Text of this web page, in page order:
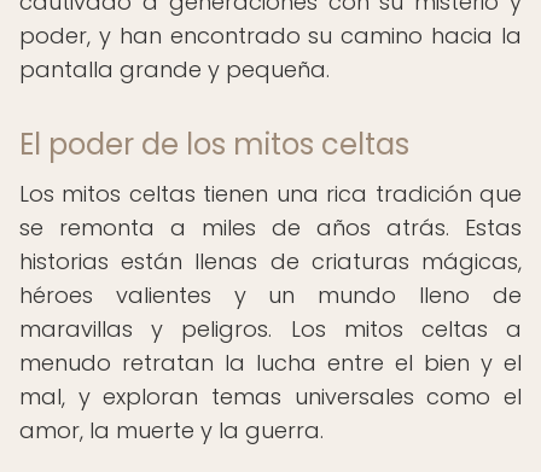
poder, y han encontrado su camino hacia la
pantalla grande y pequeña.
El poder de los mitos celtas
Los mitos celtas tienen una rica tradición que
se remonta a miles de años atrás. Estas
historias están llenas de criaturas mágicas,
héroes valientes y un mundo lleno de
maravillas y peligros. Los mitos celtas a
menudo retratan la lucha entre el bien y el
mal, y exploran temas universales como el
amor, la muerte y la guerra.